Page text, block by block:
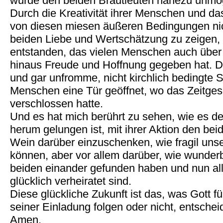
Durch die Kreativität ihrer Menschen und
von diesen miesen äußeren Bedingungen
beiden Liebe und Wertschätzung zu
entstanden, das vielen Menschen auch
hinaus Freude und Hoffnung gegeben hat.
und gar unfromme, nicht kirchlich bedingte
Menschen eine Tür geöffnet, wo das
verschlossen hatte.
Und es hat mich berührt zu sehen, wie es
herum gelungen ist, mit ihrer Aktion den
Wein darüber einzuschenken, wie fragil
können, aber vor allem darüber, wie
beiden einander gefunden haben und nun
glücklich verheiratet sind.
Diese glückliche Zukunft ist das, was Gott
seiner Einladung folgen oder nicht,
Amen.